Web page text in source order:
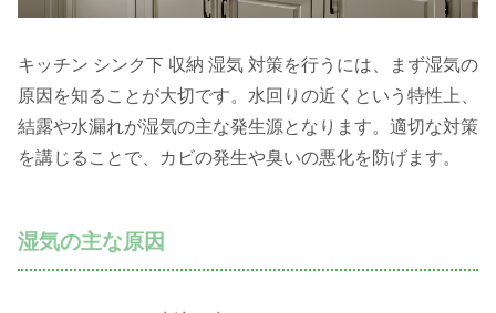
キッチン シンク下 収納 湿気 対策を行うには、まず湿気の
原因を知ることが大切です。水回りの近くという特性上、
結露や水漏れが湿気の主な発生源となります。適切な対策
を講じることで、カビの発生や臭いの悪化を防げます。
湿気の主な原因